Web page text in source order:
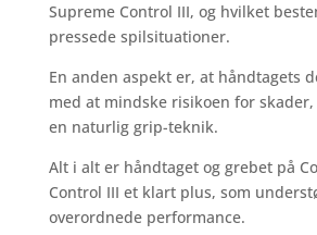
Supreme Control III, og hvilket
pressede spilsituationer.
En anden aspekt er, at håndtagets
med at mindske risikoen for
en naturlig grip-teknik.
Alt i alt er håndtaget og grebet på
Control III et klart plus, som
overordnede performance.